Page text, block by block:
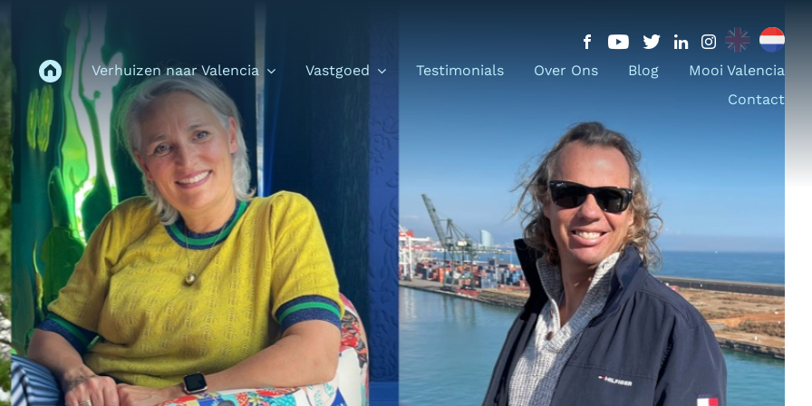
Verhuizen naar Valencia Vastgoed Testimonials Over Ons Blog
Mooi Valencia
Contact